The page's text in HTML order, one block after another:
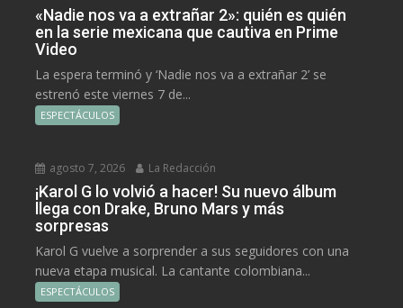
«Nadie nos va a extrañar 2»: quién es quién
en la serie mexicana que cautiva en Prime
Video
La espera terminó y ‘Nadie nos va a extrañar 2’ se
estrenó este viernes 7 de...
ESPECTÁCULOS
agosto 7, 2026 La Redacción
¡Karol G lo volvió a hacer! Su nuevo álbum
llega con Drake, Bruno Mars y más
sorpresas
Karol G vuelve a sorprender a sus seguidores con una
nueva etapa musical. La cantante colombiana...
ESPECTÁCULOS